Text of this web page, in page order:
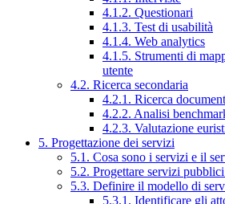
4.1.2. Questionari
4.1.3. Test di usabilità
4.1.4. Web analytics
4.1.5. Strumenti di
utente
4.2. Ricerca secondaria
4.2.1. Ricerca
4.2.2. Analisi
4.2.3. Valutazione
5. Progettazione dei servizi
5.1. Cosa sono i servizi e il
5.2. Progettare servizi
5.3. Definire il modello di
5.3.1. Identificare gli